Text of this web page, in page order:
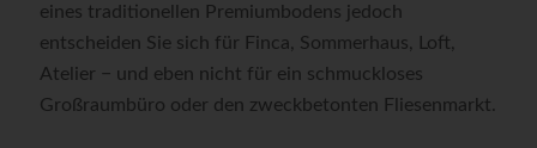
eines traditionellen Premiumbodens jedoch
entscheiden Sie sich für Finca, Sommerhaus, Loft,
Atelier − und eben nicht für ein schmuckloses
Großraumbüro oder den zweckbetonten Fliesenmarkt.